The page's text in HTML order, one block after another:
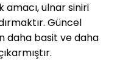
ulnar siniri
Güncel
daha basit ve daha